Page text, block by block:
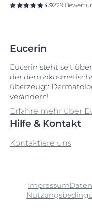
4.9229
Eucerin
Eucerin steht seit
der
überzeugt:
verändern!
Erfahre mehr über
Hilfe & Kontakt
Kontaktiere uns
Impressum